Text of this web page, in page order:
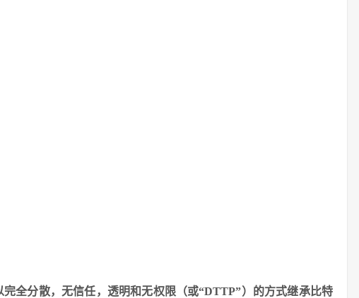
全分散，无信任，透明和无权限（或“DTTP”）的方式继承比特